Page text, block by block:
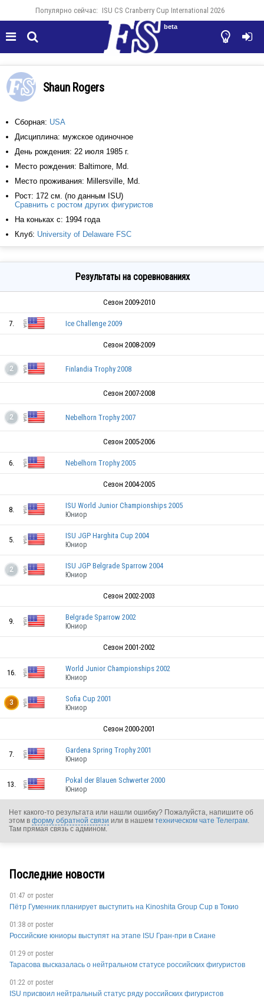
Популярно сейчас: ISU CS Cranberry Cup International 2026
  

beta
Shaun Rogers
Сборная: USA
Дисциплина: мужское одиночное
День рождения: 22 июля 1985 г.
Место рождения: Baltimore, Md.
Место проживания: Millersville, Md.
Рост: 172 см. (по данным ISU)
Сравнить с ростом других фигуристов
На коньках с: 1994 года
Клуб: University of Delaware FSC
Результаты на соревнованиях
Сезон 2009-2010
7.
USA
Ice Challenge 2009
Сезон 2008-2009
2
USA
Finlandia Trophy 2008
Сезон 2007-2008
2
USA
Nebelhorn Trophy 2007
Сезон 2005-2006
6.
USA
Nebelhorn Trophy 2005
Сезон 2004-2005
8.
ISU World Junior Championships 2005
Юниор
5.
USA
ISU JGP Harghita Cup 2004
Юниор
2
USA
ISU JGP Belgrade Sparrow 2004
Юниор
Сезон 2002-2003
9.
Belgrade Sparrow 2002
Юниор
Сезон 2001-2002
16.
World Junior Championships 2002
Юниор
3
Sofia Cup 2001
Юниор
Сезон 2000-2001
7.
Gardena Spring Trophy 2001
Юниор
13.
Pokal der Blauen Schwerter 2000
Юниор
Нет какого-то результата или нашли ошибку? Пожалуйста, напишите об
этом в форму обратной связи или в нашем техническом чате Телеграм.
Там прямая связь с админом.
Последние новости
01:47 от poster
Пётр Гуменник планирует выступить на Kinoshita Group Cup в Токио
01:38 от poster
Российские юниоры выступят на этапе ISU Гран-при в Сиане
01:29 от poster
Тарасова высказалась о нейтральном статусе российских фигуристов
01:22 от poster
ISU присвоил нейтральный статус ряду российских фигуристов